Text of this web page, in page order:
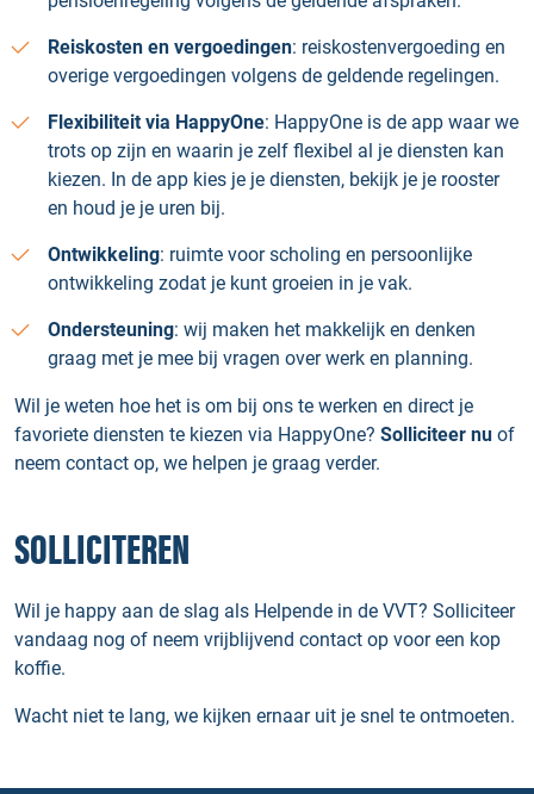
Reiskosten en vergoedingen: reiskostenvergoeding en
overige vergoedingen volgens de geldende regelingen.
Flexibiliteit via HappyOne: HappyOne is de app waar we
trots op zijn en waarin je zelf flexibel al je diensten kan
kiezen. In de app kies je je diensten, bekijk je je rooster
en houd je je uren bij.
Ontwikkeling: ruimte voor scholing en persoonlijke
ontwikkeling zodat je kunt groeien in je vak.
Ondersteuning: wij maken het makkelijk en denken
graag met je mee bij vragen over werk en planning.
Wil je weten hoe het is om bij ons te werken en direct je
favoriete diensten te kiezen via HappyOne? Solliciteer nu of
neem contact op, we helpen je graag verder.
SOLLICITEREN
Wil je happy aan de slag als Helpende in de VVT? Solliciteer
vandaag nog of neem vrijblijvend contact op voor een kop
koffie.
Wacht niet te lang, we kijken ernaar uit je snel te ontmoeten.